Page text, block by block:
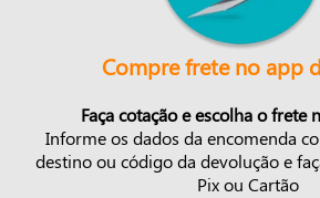
Compre frete no app
Faça cotação e escolha o frete
Informe os dados da encomenda
destino ou código da devolução e
Pix ou Cartão